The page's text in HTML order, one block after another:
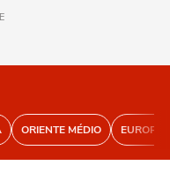
ORIENTE MÉDIO EUROPA